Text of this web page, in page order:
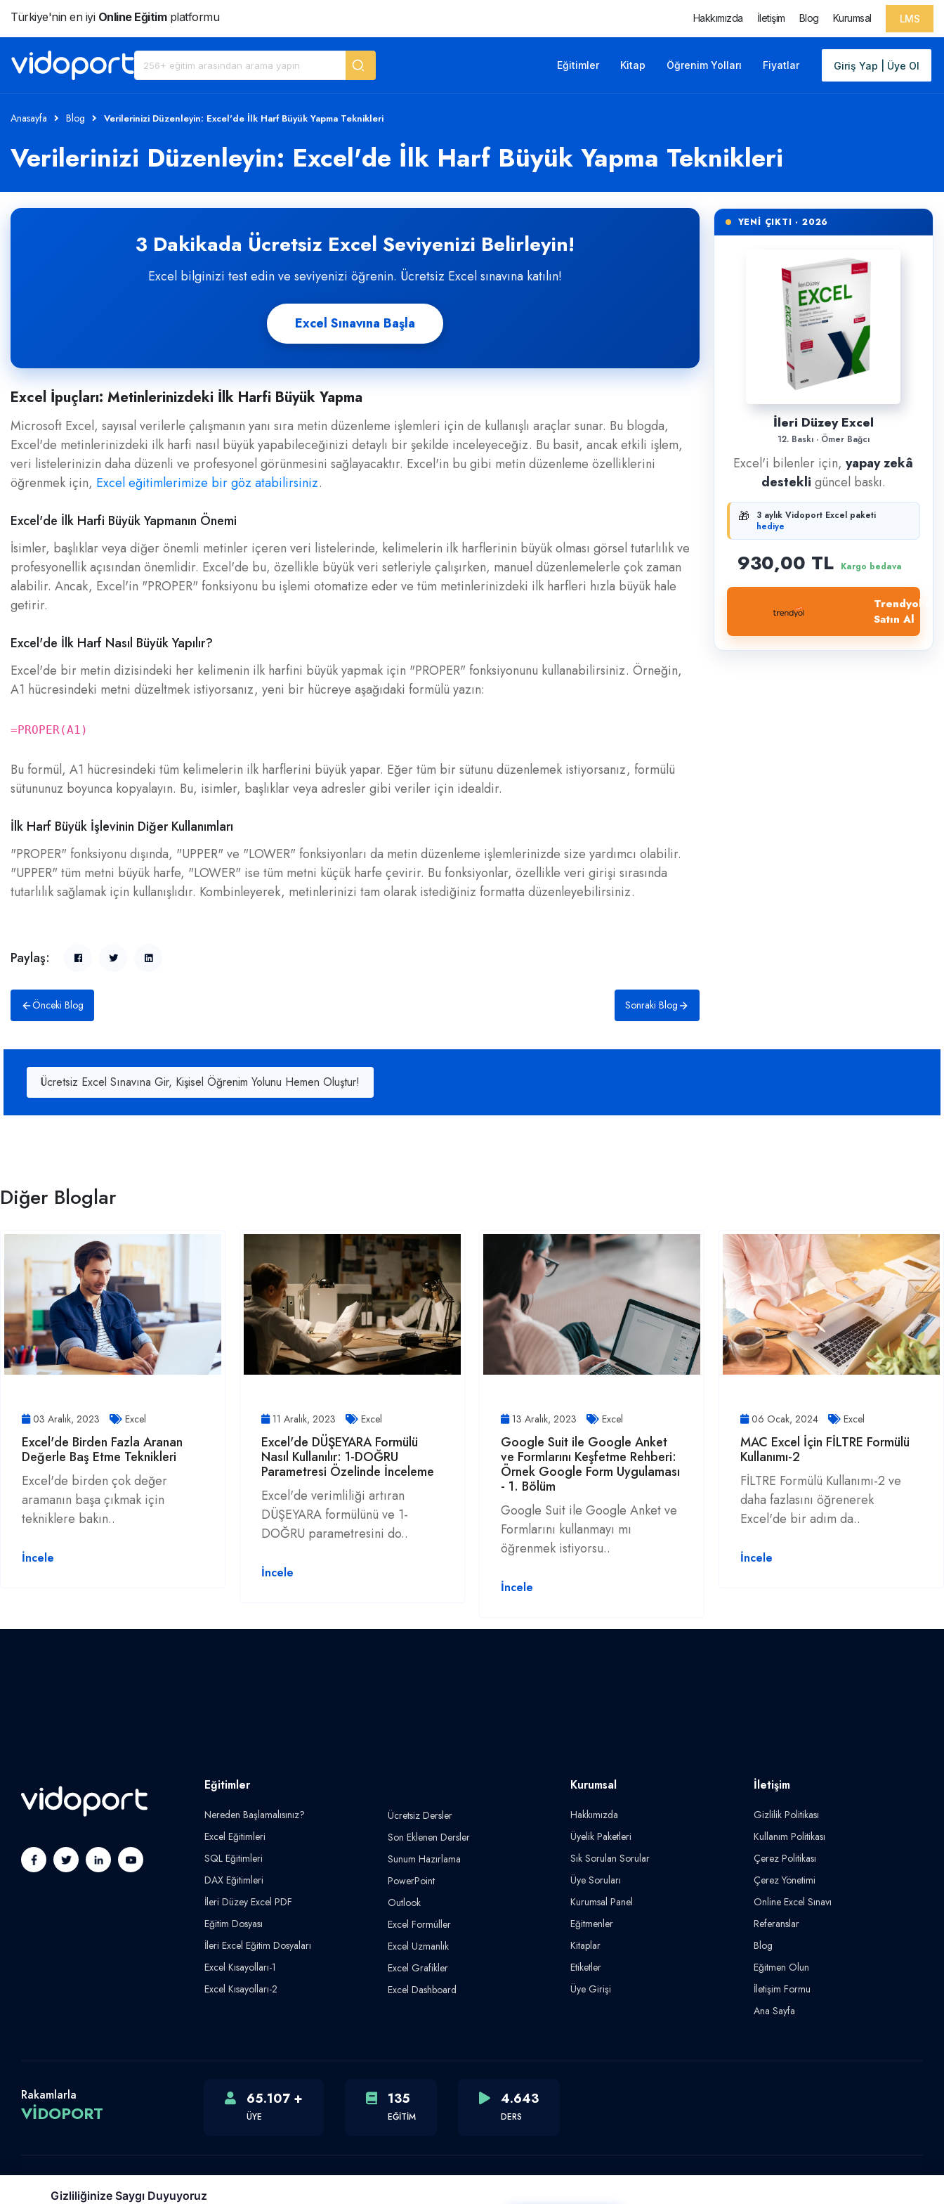
Türkiye'nin en iyi Online Eğitimplatformu Hakkımızda İletişim Blog Kurumsal LMS
Giriş Yap | Üye Ol
Eğitimler Kitap Öğrenim Yolları Fiyatlar
Anasayfa Blog Verilerinizi Düzenleyin: Excel'de İlk Harf Büyük Yapma Teknikleri
Verilerinizi Düzenleyin: Excel'de İlk Harf Büyük Yapma Teknikleri
3 Dakikada Ücretsiz Excel Seviyenizi Belirleyin!
Excel bilginizi test edin ve seviyenizi öğrenin. Ücretsiz Excel sınavına katılın!
Excel Sınavına Başla
Excel İpuçları: Metinlerinizdeki İlk Harfi Büyük Yapma
Microsoft Excel, sayısal verilerle çalışmanın yanı sıra metin düzenleme işlemleri için de kullanışlı araçlar sunar. Bu blogda,
Excel'de metinlerinizdeki ilk harfi nasıl büyük yapabileceğinizi detaylı bir şekilde inceleyeceğiz. Bu basit, ancak etkili işlem,
veri listelerinizin daha düzenli ve profesyonel görünmesini sağlayacaktır. Excel'in bu gibi metin düzenleme özelliklerini
öğrenmek için, Excel eğitimlerimize bir göz atabilirsiniz.
Excel'de İlk Harfi Büyük Yapmanın Önemi
İsimler, başlıklar veya diğer önemli metinler içeren veri listelerinde, kelimelerin ilk harflerinin büyük olması görsel tutarlılık ve
profesyonellik açısından önemlidir. Excel'de bu, özellikle büyük veri setleriyle çalışırken, manuel düzenlemelerle çok zaman
alabilir. Ancak, Excel'in "PROPER" fonksiyonu bu işlemi otomatize eder ve tüm metinlerinizdeki ilk harfleri hızla büyük hale
getirir.
Excel'de İlk Harf Nasıl Büyük Yapılır?
Excel'de bir metin dizisindeki her kelimenin ilk harfini büyük yapmak için "PROPER" fonksiyonunu kullanabilirsiniz. Örneğin,
A1 hücresindeki metni düzeltmek istiyorsanız, yeni bir hücreye aşağıdaki formülü yazın:
=PROPER(A1)
Bu formül, A1 hücresindeki tüm kelimelerin ilk harflerini büyük yapar. Eğer tüm bir sütunu düzenlemek istiyorsanız, formülü
sütununuz boyunca kopyalayın. Bu, isimler, başlıklar veya adresler gibi veriler için idealdir.
İlk Harf Büyük İşlevinin Diğer Kullanımları
"PROPER" fonksiyonu dışında, "UPPER" ve "LOWER" fonksiyonları da metin düzenleme işlemlerinizde size yardımcı olabilir.
"UPPER" tüm metni büyük harfe, "LOWER" ise tüm metni küçük harfe çevirir. Bu fonksiyonlar, özellikle veri girişi sırasında
tutarlılık sağlamak için kullanışlıdır. Kombinleyerek, metinlerinizi tam olarak istediğiniz formatta düzenleyebilirsiniz.
Paylaş:
Önceki Blog Sonraki Blog
YENİ ÇIKTI · 2026
İleri Düzey Excel
12. Baskı · Ömer Bağcı
Excel'i bilenler için,yapay zekâ
destekli güncel baskı.
🎁
3 aylık Vidoport Excel paketi
hediye
930,00 TL Kargo bedava
Trendyol'dan
Satın Al
Ücretsiz Excel Sınavına Gir, Kişisel Öğrenim Yolunu Hemen Oluştur!
Diğer Bloglar
03 Aralık, 2023 Excel
Excel'de Birden Fazla Aranan
Değerle Baş Etme Teknikleri
Excel'de birden çok değer
aramanın başa çıkmak için
tekniklere bakın..
İncele
11 Aralık, 2023 Excel
Excel'de DÜŞEYARA Formülü
Nasıl Kullanılır: 1-DOĞRU
Parametresi Özelinde İnceleme
Excel'de verimliliği artıran
DÜŞEYARA formülünü ve 1-
DOĞRU parametresini do..
İncele
13 Aralık, 2023 Excel
Google Suit ile Google Anket
ve Formlarını Keşfetme Rehberi:
Örnek Google Form Uygulaması
- 1. Bölüm
Google Suit ile Google Anket ve
Formlarını kullanmayı mı
öğrenmek istiyorsu..
İncele
06 Ocak, 2024 Excel
MAC Excel İçin FİLTRE Formülü
Kullanımı-2
FİLTRE Formülü Kullanımı-2 ve
daha fazlasını öğrenerek
Excel'de bir adım da..
İncele
Eğitimler
Nereden Başlamalısınız?
Excel Eğitimleri
SQL Eğitimleri
DAX Eğitimleri
İleri Düzey Excel PDF
Eğitim Dosyası
İleri Excel Eğitim Dosyaları
Excel Kısayolları-1
Excel Kısayolları-2
Ücretsiz Dersler
Son Eklenen Dersler
Sunum Hazırlama
PowerPoint
Outlook
Excel Formüller
Excel Uzmanlık
Excel Grafikler
Excel Dashboard
Kurumsal
Hakkımızda
Üyelik Paketleri
Sık Sorulan Sorular
Üye Soruları
Kurumsal Panel
Eğitmenler
Kitaplar
Etiketler
Üye Girişi
İletişim
Gizlilik Politikası
Kullanım Politikası
Çerez Politikası
Çerez Yönetimi
Online Excel Sınavı
Referanslar
Blog
Eğitmen Olun
İletişim Formu
Ana Sayfa
Rakamlarla
VİDOPORT
65.107 +
ÜYE
135
EĞİTİM
4.643
DERS
Gizliliğinize Saygı Duyuyoruz